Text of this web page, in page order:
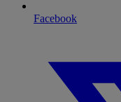
Facebook